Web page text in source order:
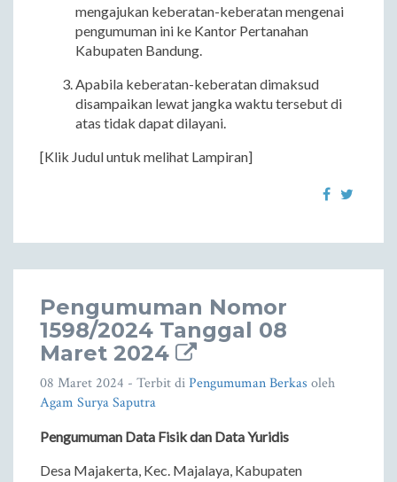
mengajukan keberatan-keberatan mengenai
pengumuman ini ke Kantor Pertanahan
Kabupaten Bandung.
Apabila keberatan-keberatan dimaksud
disampaikan lewat jangka waktu tersebut di
atas tidak dapat dilayani.
[Klik Judul untuk melihat Lampiran]
Pengumuman Nomor
1598/2024 Tanggal 08
Maret 2024
08 Maret 2024 - Terbit diPengumuman Berkas oleh
Agam Surya Saputra
Pengumuman Data Fisik dan Data Yuridis
Desa Majakerta, Kec. Majalaya, Kabupaten